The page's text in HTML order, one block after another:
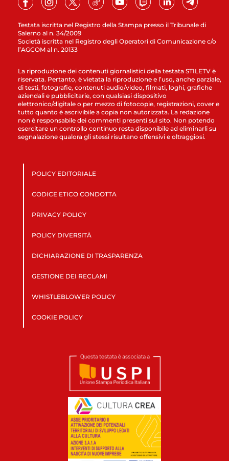
Testata iscritta nel Registro della Stampa presso il Tribunale di
Salerno al n. 34/2009
Società iscritta nel Registro degli Operatori di Comunicazione c/o
l’AGCOM al n. 20133
La riproduzione dei contenuti giornalistici della testata STILETV è
riservata. Pertanto, è vietata la riproduzione e l’uso, anche parziale,
di testi, fotografie, contenuti audio/video, filmati, loghi, grafiche
aziendali e pubblicitarie, con qualsiasi dispositivo
elettronico/digitale o per mezzo di fotocopie, registrazioni, cover e
tutto quanto è ascrivibile a copia non autorizzata. La redazione
non è responsabile dei commenti presenti sul sito. Non potendo
esercitare un controllo continuo resta disponibile ad eliminarli su
segnalazione qualora gli stessi risultano offensivi e oltraggiosi.
POLICY EDITORIALE
CODICE ETICO CONDOTTA
PRIVACY POLICY
POLICY DIVERSITÀ
DICHIARAZIONE DI TRASPARENZA
GESTIONE DEI RECLAMI
WHISTLEBLOWER POLICY
COOKIE POLICY